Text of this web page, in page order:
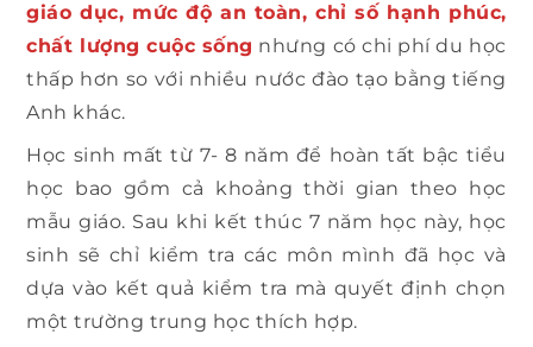
giáo dục, mức độ an toàn, chỉ số hạnh phúc,
chất lượng cuộc sống nhưng có chi phí du học
thấp hơn so với nhiều nước đào tạo bằng tiếng
Anh khác.
Học sinh mất từ 7- 8 năm để hoàn tất bậc tiểu
học bao gồm cả khoảng thời gian theo học
mẫu giáo. Sau khi kết thúc 7 năm học này, học
sinh sẽ chỉ kiểm tra các môn mình đã học và
dựa vào kết quả kiểm tra mà quyết định chọn
một trường trung học thích hợp.